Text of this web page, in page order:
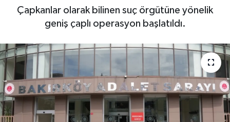
Çapkanlar olarak bilinen suç örgütüne yönelik
geniş çaplı operasyon başlatıldı.
Bilim
Genel
Bilim, Teknoloji